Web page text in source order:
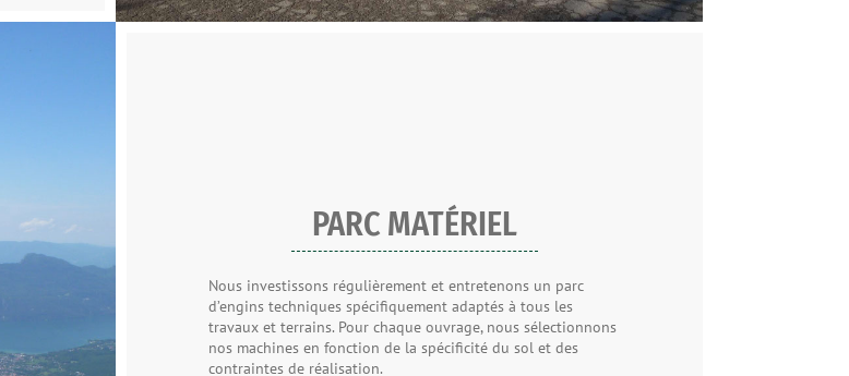
PARC MATÉRIEL
Nous investissons régulièrement et entretenons un parc
d’engins techniques spécifiquement adaptés à tous les
travaux et terrains. Pour chaque ouvrage, nous sélectionnons
nos machines en fonction de la spécificité du sol et des
contraintes de réalisation.